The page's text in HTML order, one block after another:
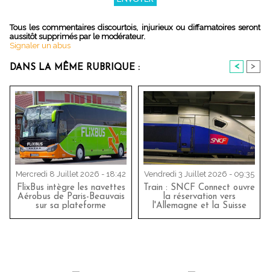
Tous les commentaires discourtois, injurieux ou diffamatoires seront
aussitôt supprimés par le modérateur.
Signaler un abus
DANS LA MÊME RUBRIQUE : < >
Mercredi 8 Juillet 2026 - 18:42
FlixBus intègre les navettes
Aérobus de Paris-Beauvais
sur sa plateforme
Vendredi 3 Juillet 2026 - 09:35
Train : SNCF Connect ouvre
la réservation vers
l'Allemagne et la Suisse